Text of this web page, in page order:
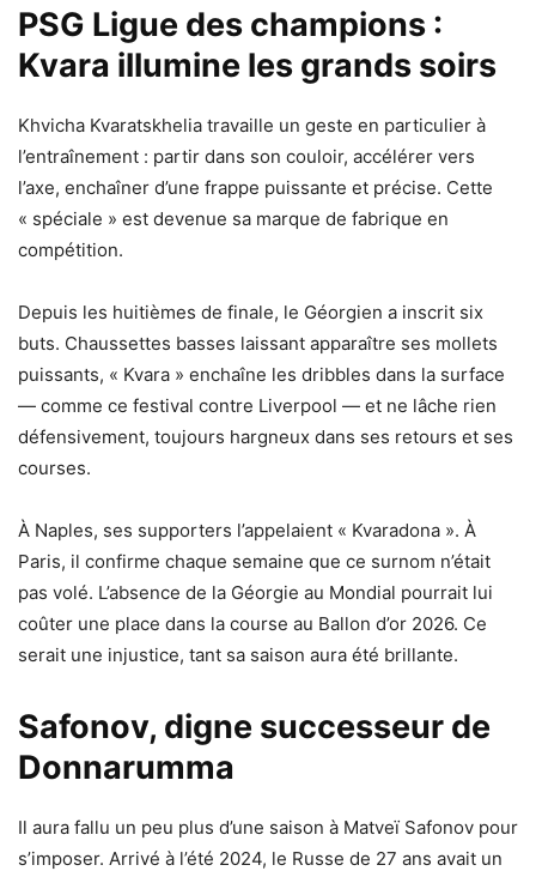
PSG Ligue des champions :
Kvara illumine les grands soirs
Khvicha Kvaratskhelia travaille un geste en particulier à
l’entraînement : partir dans son couloir, accélérer vers
l’axe, enchaîner d’une frappe puissante et précise. Cette
« spéciale » est devenue sa marque de fabrique en
compétition.
Depuis les huitièmes de finale, le Géorgien a inscrit six
buts. Chaussettes basses laissant apparaître ses mollets
puissants, « Kvara » enchaîne les dribbles dans la surface
— comme ce festival contre Liverpool — et ne lâche rien
défensivement, toujours hargneux dans ses retours et ses
courses.
À Naples, ses supporters l’appelaient « Kvaradona ». À
Paris, il confirme chaque semaine que ce surnom n’était
pas volé. L’absence de la Géorgie au Mondial pourrait lui
coûter une place dans la course au Ballon d’or 2026. Ce
serait une injustice, tant sa saison aura été brillante.
Safonov, digne successeur de
Donnarumma
Il aura fallu un peu plus d’une saison à Matveï Safonov pour
s’imposer. Arrivé à l’été 2024, le Russe de 27 ans avait un